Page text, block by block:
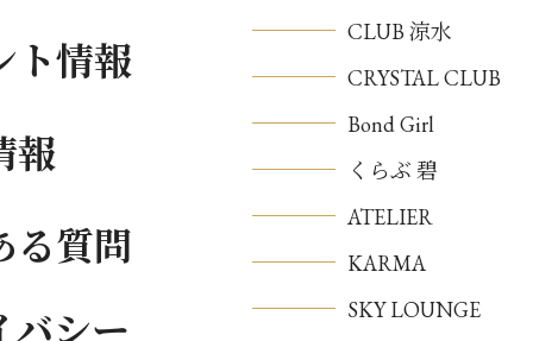
ト情報
報
る質問
バシー
CLUB 涼水
CRYSTAL CLUB
Bond Girl
くらぶ 碧
ATELIER
KARMA
SKY LOUNGE